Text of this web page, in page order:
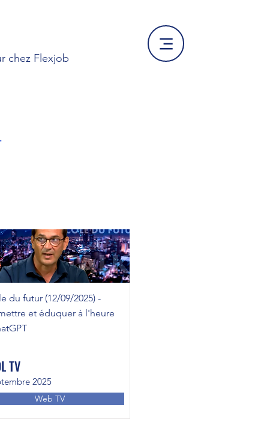
chez Flexjob
du futur (12/09/2025) -
et éduquer à l'heure
TV
2025
Web TV